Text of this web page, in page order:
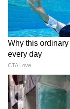
ব্যবহার
সরকারি
4
7